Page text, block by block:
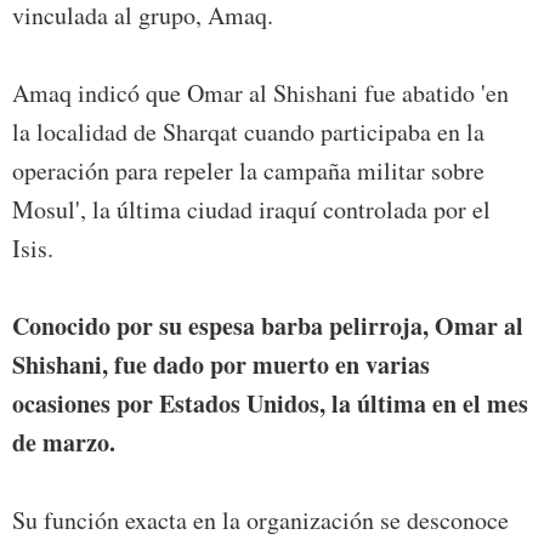
vinculada al grupo, Amaq.
Amaq indicó que Omar al Shishani fue abatido 'en
la localidad de Sharqat cuando participaba en la
operación para repeler la campaña militar sobre
Mosul', la última ciudad iraquí controlada por el
Isis.
Conocido por su espesa barba pelirroja, Omar al
Shishani, fue dado por muerto en varias
ocasiones por Estados Unidos, la última en el mes
de marzo.
Su función exacta en la organización se desconoce